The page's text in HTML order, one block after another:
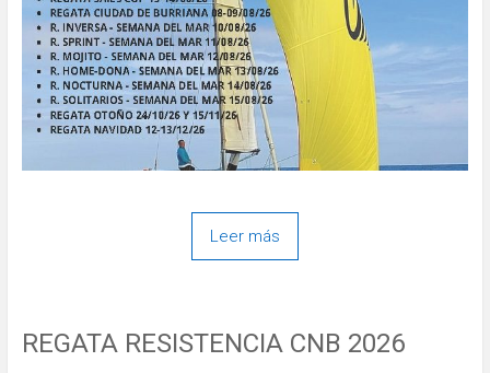
Leer más
REGATA RESISTENCIA CNB 2026